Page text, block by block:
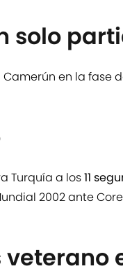
solo
en la fase
Turquía a los11
2002 ante